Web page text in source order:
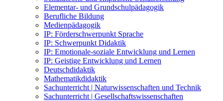
Elementar- und Grundschulpädagogik
Berufliche Bildung
Medienpädagogik
IP: Förderschwerpunkt Sprache
IP: Schwerpunkt Didaktik
IP: Emotionale-soziale Entwicklung und Lernen
IP: Geistige Entwicklung und Lernen
Deutschdidaktik
Mathematikdidaktik
Sachunterricht | Naturwissenschaften und Technik
Sachunterricht | Gesellschaftswissenschaften